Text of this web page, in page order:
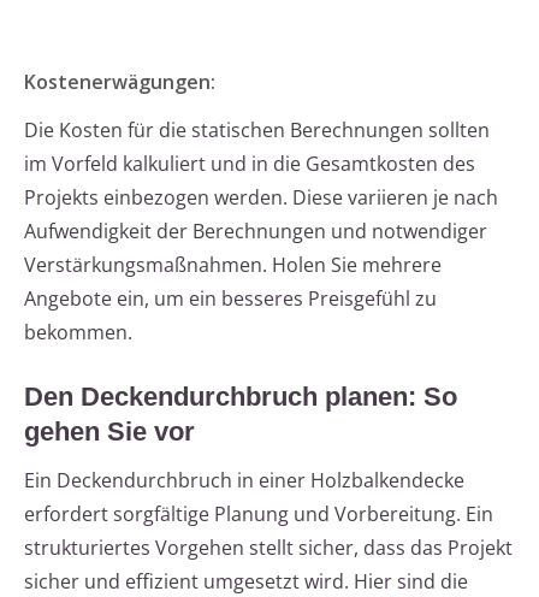
Kostenerwägungen:
Die Kosten für die statischen Berechnungen sollten
im Vorfeld kalkuliert und in die Gesamtkosten des
Projekts einbezogen werden. Diese variieren je nach
Aufwendigkeit der Berechnungen und notwendiger
Verstärkungsmaßnahmen. Holen Sie mehrere
Angebote ein, um ein besseres Preisgefühl zu
bekommen.
Den Deckendurchbruch planen: So
gehen Sie vor
Ein Deckendurchbruch in einer Holzbalkendecke
erfordert sorgfältige Planung und Vorbereitung. Ein
strukturiertes Vorgehen stellt sicher, dass das Projekt
sicher und effizient umgesetzt wird. Hier sind die